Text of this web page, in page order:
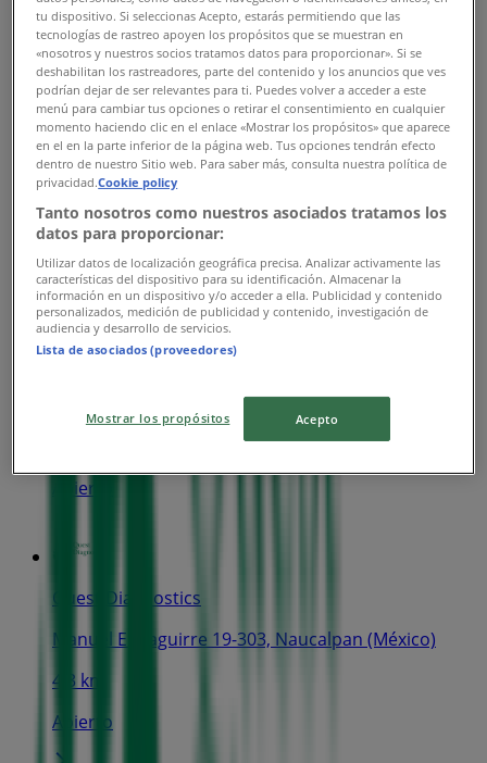
Quest Diagnostics
Narciso Mendoza 9, Naucalpan (México)
3.7 km
Abierto
Quest Diagnostics
Abierto
Quest Diagnostics
Manuel E. Izaguirre 19-303, Naucalpan (México)
4.3 km
Abierto
tu dispositivo. Si seleccionas Acepto, estarás permitiendo que las
tecnologías de rastreo apoyen los propósitos que se muestran en
«nosotros y nuestros socios tratamos datos para proporcionar». Si se
deshabilitan los rastreadores, parte del contenido y los anuncios que ves
podrían dejar de ser relevantes para ti. Puedes volver a acceder a este
menú para cambiar tus opciones o retirar el consentimiento en cualquier
momento haciendo clic en el enlace «Mostrar los propósitos» que aparece
en el en la parte inferior de la página web. Tus opciones tendrán efecto
dentro de nuestro Sitio web. Para saber más, consulta nuestra política de
privacidad.Cookie policy
Tanto nosotros como nuestros asociados tratamos los
datos para proporcionar:
Utilizar datos de localización geográfica precisa. Analizar activamente las
características del dispositivo para su identificación. Almacenar la
información en un dispositivo y/o acceder a ella. Publicidad y contenido
personalizados, medición de publicidad y contenido, investigación de
audiencia y desarrollo de servicios.
Lista de asociados (proveedores)
Mostrar los propósitos Acepto